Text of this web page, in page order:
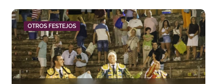
OTROS FESTEJOS